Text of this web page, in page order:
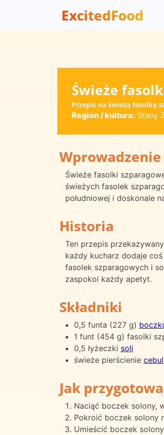
ExcitedFood
Świeże
Przepis na świeżą fasolkę
Region / kultura: Stany
Wprowadzenie
Świeże fasolki
świeżych fasolek
południowej i doskonale
Historia
Ten przepis
każdy kucharz dodaje
fasolek szparagowych i
zaspokoi każdy apetyt.
Składniki
0,5 funta (227 g)
1 funt (454 g) fasolki
0,5 łyżeczki soli
świeże pierścienie
Jak
Naciąć boczek solony,
Pokroić boczek solony
Umieścić boczek